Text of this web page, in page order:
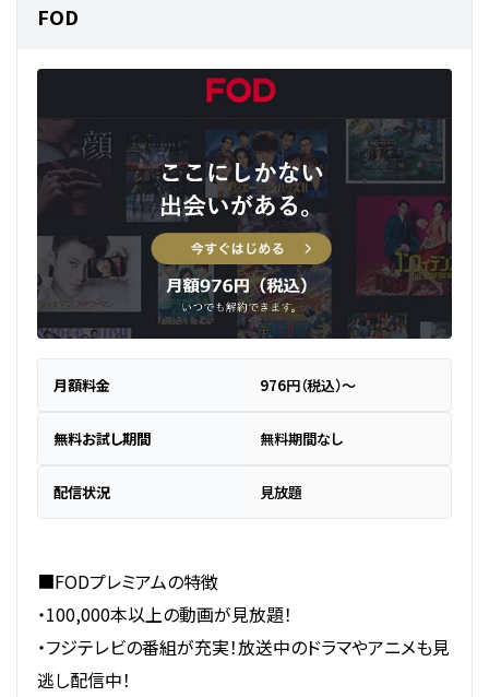
FOD
月額料金 976円（税込）～
無料お試し期間 無料期間なし
配信状況 見放題
■FODプレミアムの特徴
・100,000本以上の動画が見放題！
・フジテレビの番組が充実！放送中のドラマやアニメも見
逃し配信中！